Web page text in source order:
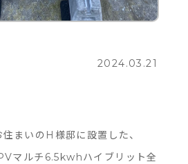
2024.03.21
まいのH様邸に設置した、
マルチ6.5kwhハイブリット全